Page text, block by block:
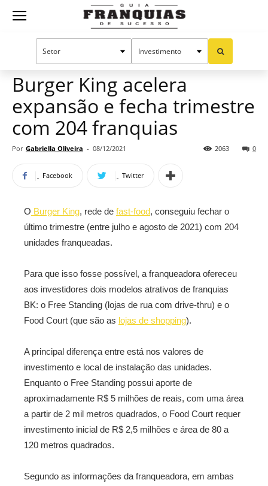
Guia
Mercado de franquias
Burger King acelera
expansão e fecha trimestre
com 204 franquias
Por Gabriella Oliveira - 08/12/2021 0
2063
Facebook Twitter
O Burger King, rede de fast-food, conseguiu fechar o
último trimestre (entre julho e agosto de 2021) com 204
unidades franqueadas.
Para que isso fosse possível, a franqueadora ofereceu
aos investidores dois modelos atrativos de franquias
BK: o Free Standing (lojas de rua com drive-thru) e o
Food Court (que são as lojas de shopping).
A principal diferença entre está nos valores de
investimento e local de instalação das unidades.
Enquanto o Free Standing possui aporte de
aproximadamente R$ 5 milhões de reais, com uma área
a partir de 2 mil metros quadrados, o Food Court requer
investimento inicial de R$ 2,5 milhões e área de 80 a
120 metros quadrados.
Segundo as informações da franqueadora, em ambas